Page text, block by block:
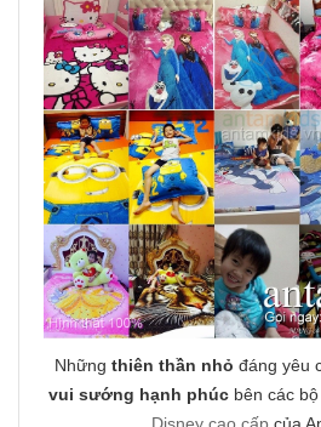
Những thiên thần nhỏ đáng yêu
vui sướng hạnh phúc bên các bộ